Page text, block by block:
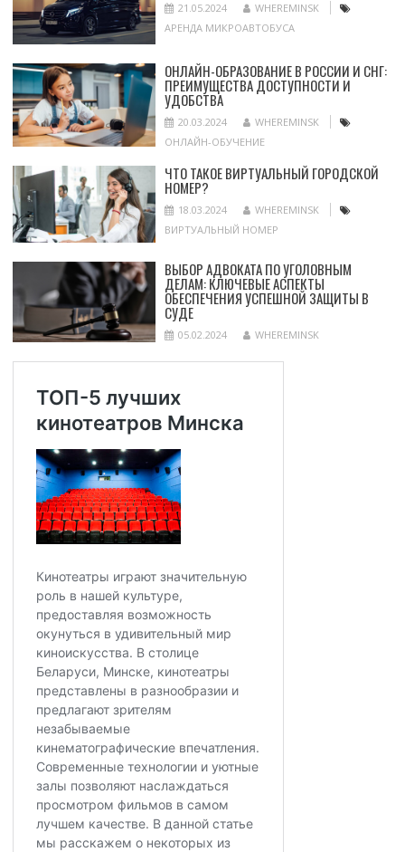
21.05.2024
WHEREMINSK
АРЕНДА МИКРОАВТОБУСА
ОНЛАЙН-ОБРАЗОВАНИЕ В РОССИИ И СНГ:
ПРЕИМУЩЕСТВА ДОСТУПНОСТИ И
УДОБСТВА
20.03.2024
WHEREMINSK
ОНЛАЙН-ОБУЧЕНИЕ
ЧТО ТАКОЕ ВИРТУАЛЬНЫЙ ГОРОДСКОЙ
НОМЕР?
18.03.2024
WHEREMINSK
ВИРТУАЛЬНЫЙ НОМЕР
ВЫБОР АДВОКАТА ПО УГОЛОВНЫМ
ДЕЛАМ: КЛЮЧЕВЫЕ АСПЕКТЫ
ОБЕСПЕЧЕНИЯ УСПЕШНОЙ ЗАЩИТЫ В
СУДЕ
05.02.2024 WHEREMINSK